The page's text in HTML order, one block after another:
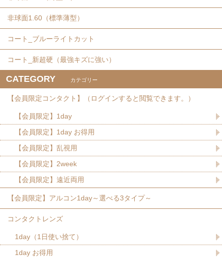
非球面1.60（標準薄型）
コート_ブルーライトカット
コート_新超硬（最強キズに強い）
CATEGORY カテゴリー
【会員限定コンタクト】（ログインすると閲覧できます。）
【会員限定】1day
【会員限定】1day お得用
【会員限定】乱視用
【会員限定】2week
【会員限定】遠近両用
【会員限定】アルコン1day～選べる3タイプ～
コンタクトレンズ
1day（1日使い捨て）
1day お得用